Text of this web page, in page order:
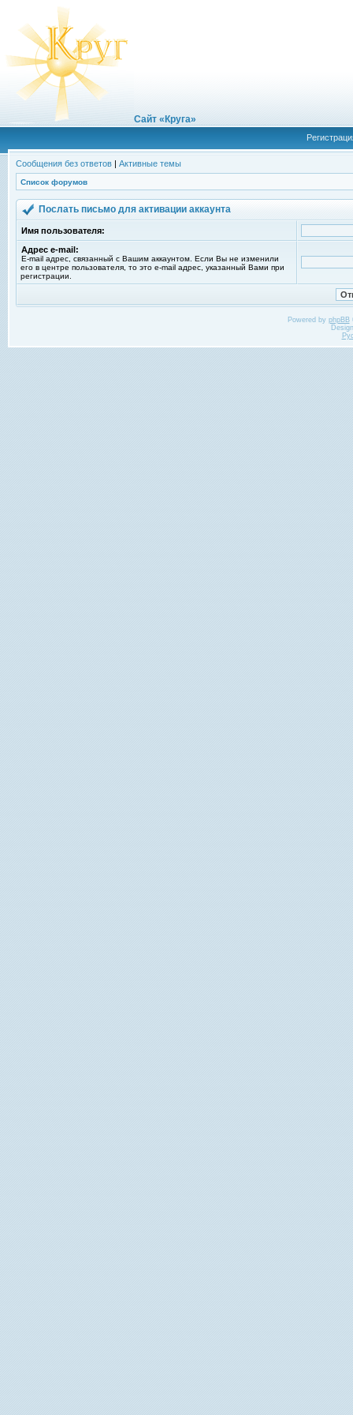
Сайт «Круга»
Сообщения без ответов | Активные темы
Список форумов
Послать письмо для активации аккаунта
Имя пользователя:
Адрес e-mail:
E-mail адрес, связанный с Вашим аккаунтом. Если Вы не изменили
его в центре пользователя, то это e-mail адрес, указанный Вами при
регистрации.
Powered by phpBB